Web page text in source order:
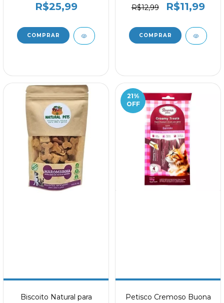
Comprimido) 25g
R$25,99
R$12,99
R$11,99
Biscoito Natural para
21%
OFF
Petisco Cremoso Buona